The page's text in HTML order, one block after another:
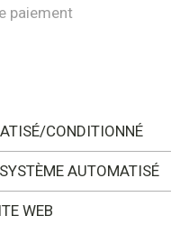
CONDITIONNÉ
AUTOMATISÉ
WEB